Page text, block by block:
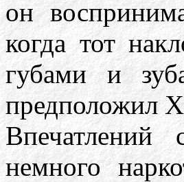
он
когда тот
губами и
предположил
немного